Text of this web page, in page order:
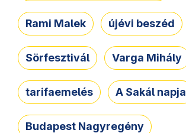
Rami Malek újévi beszéd
Sörfesztivál Varga Mihály
tarifaemelés A Sakál napja
Budapest Nagyregény